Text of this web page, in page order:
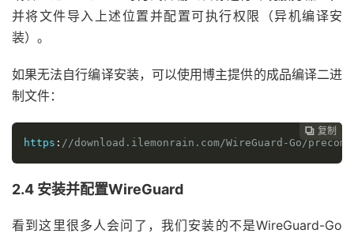
并将文件导入上述位置并配置可执行权限（异机编译安
装）。
如果无法自行编译安装，可以使用博主提供的成品编译二进
制文件：
 复制
 复制
 复制
 复制
 复制
 复制
 复制
 复制
 复制
 复制
 复制
 复制
 复制
 复制
 复制
 复制
 复制
 复制
 复制
https : //download.ilemonrain.com/WireGuard-Go/
2.4 安装并配置WireGuard
看到这里很多人会问了，我们安装的不是WireGuard-Go